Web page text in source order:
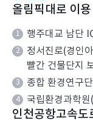
올림픽대로 이용
행주대교 남단
정서진로(경인
빨간 건물단지
종합 환경연구
국립환경과학
인천공항고속